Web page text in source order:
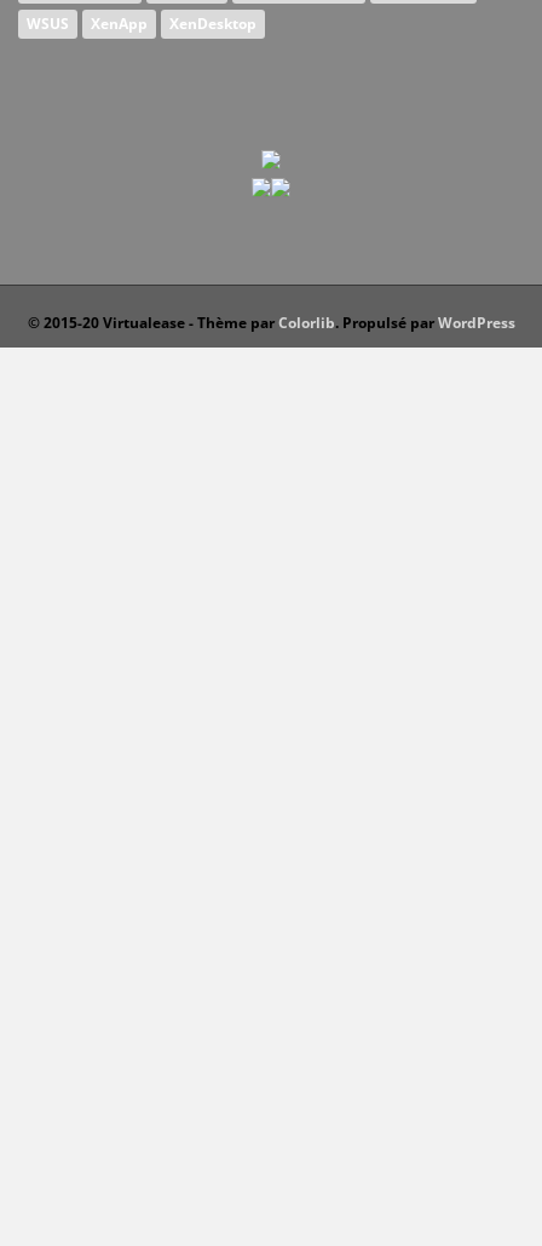
WSUS
XenApp XenDesktop
© 2015-20 Virtualease - Thème parColorlib. Propulsé parWordPress